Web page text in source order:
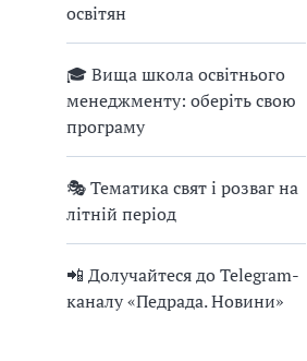
освітян
🎓 Вища школа освітнього
менеджменту: оберіть свою
програму
🎭 Тематика свят і розваг на
літній період
📲 Долучайтеся до Telegram-
каналу «Педрада. Новини»